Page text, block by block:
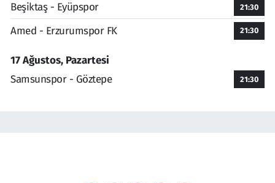
Beşiktaş - Eyüpspor 21:30
Amed - Erzurumspor FK 21:30
17 Ağustos, Pazartesi
Samsunspor - Göztepe
21:30